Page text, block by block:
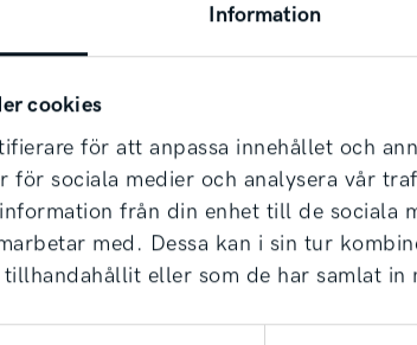
Information
cookies
för att anpassa innehållet och
sociala medier och analysera vår
från din enhet till de sociala
med. Dessa kan i sin tur
eller som de har samlat in
samt erbjuder